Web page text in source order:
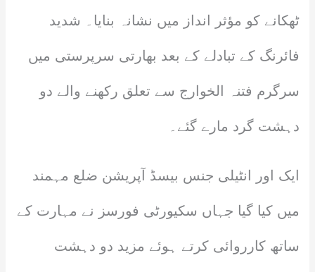
ٹھکانے کو مؤثر انداز میں نشانہ بنایا۔ شدید
فائرنگ کے تبادلے کے بعد بھارتی سرپرستی میں
سرگرم فتنہ الخوارج سے تعلق رکھنے والے دو
دہشت گرد مارے گئے۔
ایک اور انٹیلی جنس بیسڈ آپریشن ضلع مہمند
میں کیا گیا جہاں سکیورٹی فورسز نے مہارت کے
ساتھ کارروائی کرتے ہوئے مزید دو دہشت